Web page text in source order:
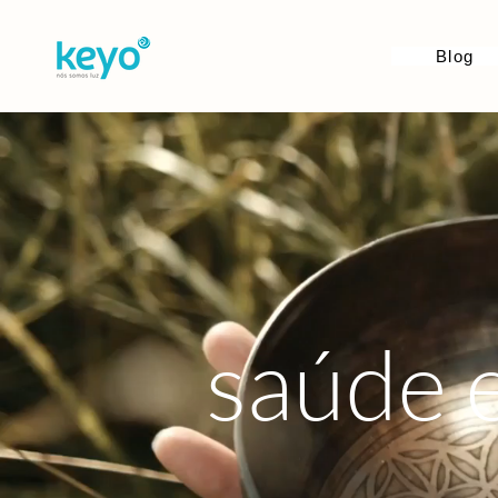
Blog
saúde